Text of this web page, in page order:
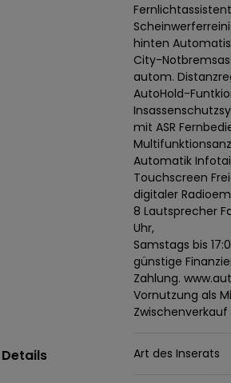
hinten
City-
autom.
AutoHold-
mit ASR
Automatik
Touchscreen
digitaler
8 Lautsprecher
Uhr,
Samstags bis
günstige
Zahlung.
Vornutzung als
Details Art des Inserats